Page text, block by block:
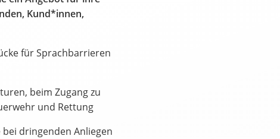
Kund*innen,
für Sprachbarrieren
beim Zugang zu
und Rettung
dringenden Anliegen